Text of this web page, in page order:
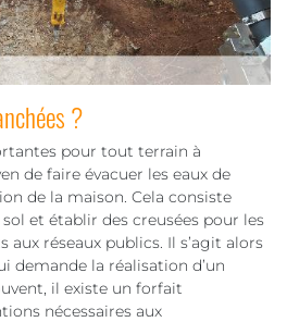
?
pour tout terrain à
de faire évacuer les eaux de
de la maison. Cela consiste
et établir des creusées pour les
réseaux publics. Il s’agit alors
demande la réalisation d’un
il existe un forfait
nécessaires aux